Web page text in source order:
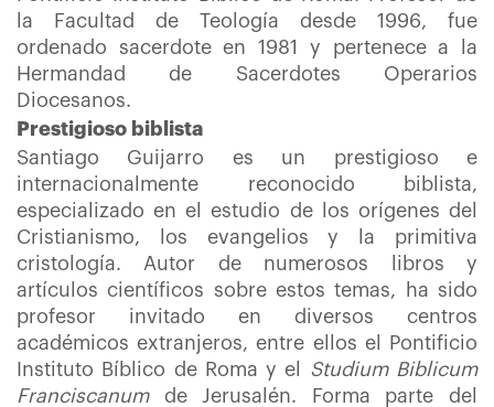
la Facultad de Teología desde 1996, fue
ordenado sacerdote en 1981 y pertenece a la
Hermandad de Sacerdotes Operarios
Diocesanos.
Prestigioso biblista
Santiago Guijarro es un prestigioso e
internacionalmente reconocido biblista,
especializado en el estudio de los orígenes del
Cristianismo, los evangelios y la primitiva
cristología. Autor de numerosos libros y
artículos científicos sobre estos temas, ha sido
profesor invitado en diversos centros
académicos extranjeros, entre ellos el Pontificio
Instituto Bíblico de Roma y el Studium Biblicum
Franciscanum de Jerusalén. Forma parte del